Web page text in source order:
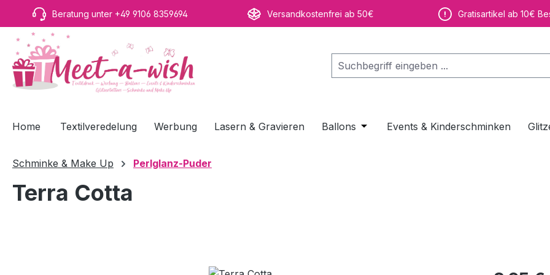
Hauptinhalt springen
Zur Suche springen
Zur Hauptnavigation springen
Beratung unter +49 9106 8359694 Versandkostenfrei ab 50€ Gratisartikel ab 10€
Home Textilveredelung Werbung Lasern & Gravieren Ballons Öffne oder Schließe das Dropdown der
Events & Kinderschminken
Schminke & Make Up Perlglanz-Puder
Terra Cotta